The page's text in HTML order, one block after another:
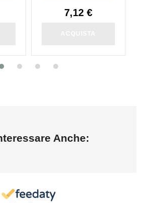
7,12 €
Anche: